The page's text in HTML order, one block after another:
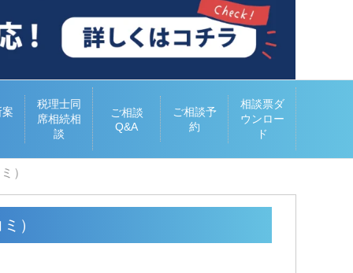
税理士同
席相続相
談
ご相談
Q&A
ご相談予
約
相談票ダ
ウンロー
ド
）
）